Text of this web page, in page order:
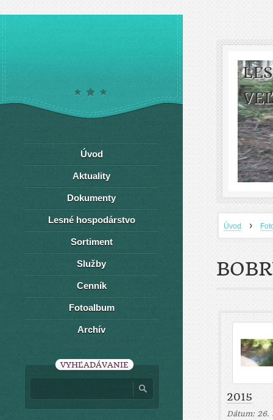
Úvod ›
2015
Dátum: 26.
Úvod
Aktuality
Dokumenty
Lesné hospodárstvo
Sortiment
Služby
Cenník
Fotoalbum
Archív
VYHĽADÁVANIE